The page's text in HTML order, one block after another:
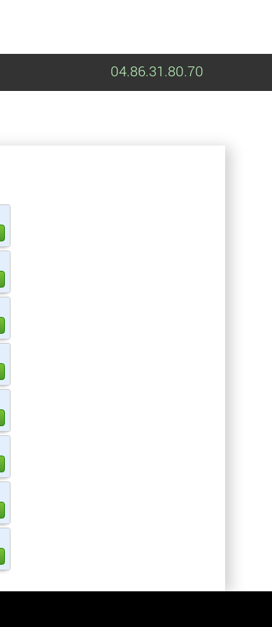
04.86.31.80.70